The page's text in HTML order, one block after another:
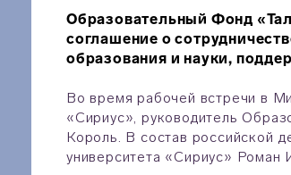
Образовательный Фонд
соглашение о
образования и науки,
Во время рабочей встречи в
«Сириус», руководитель
Король. В состав российской
университета «Сириус» Роман